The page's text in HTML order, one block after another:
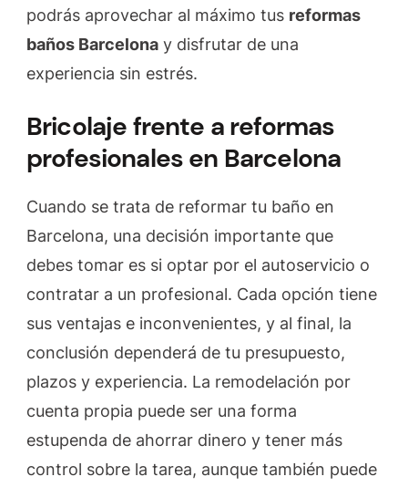
podrás aprovechar al máximo tus reformas
baños Barcelona y disfrutar de una
experiencia sin estrés.
Bricolaje frente a reformas
profesionales en Barcelona
Cuando se trata de reformar tu baño en
Barcelona, una decisión importante que
debes tomar es si optar por el autoservicio o
contratar a un profesional. Cada opción tiene
sus ventajas e inconvenientes, y al final, la
conclusión dependerá de tu presupuesto,
plazos y experiencia. La remodelación por
cuenta propia puede ser una forma
estupenda de ahorrar dinero y tener más
control sobre la tarea, aunque también puede